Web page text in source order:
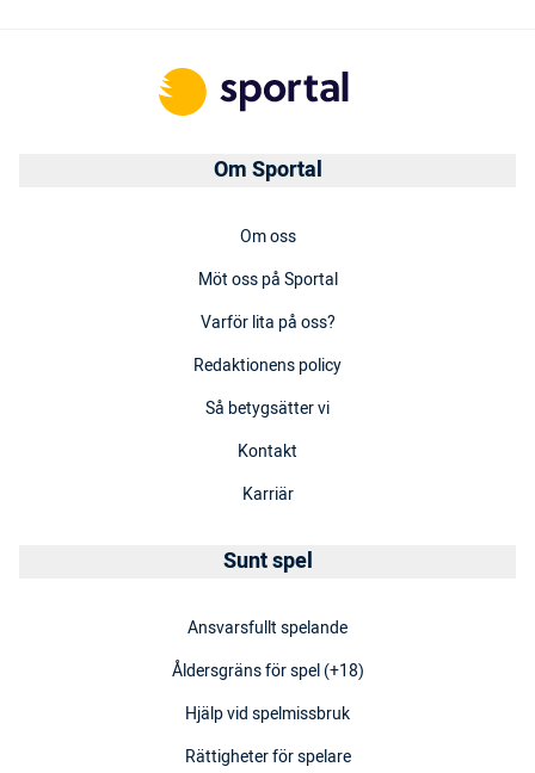
Om Sportal
Om oss
Möt oss på Sportal
Varför lita på oss?
Redaktionens policy
Så betygsätter vi
Kontakt
Karriär
Sunt spel
Ansvarsfullt spelande
Åldersgräns för spel (+18)
Hjälp vid spelmissbruk
Rättigheter för spelare